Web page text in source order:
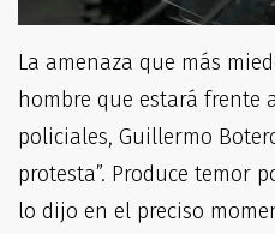
La amenaza que más
hombre que estará frente
policiales, Guillermo
protesta”. Produce temor
lo dijo en el preciso